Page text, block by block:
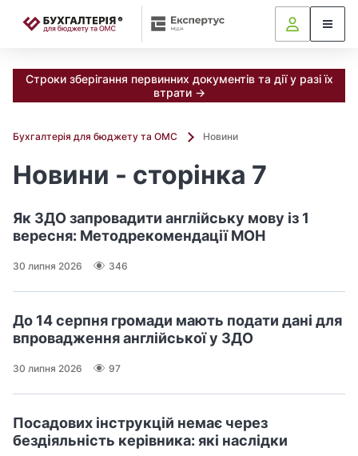
Строки зберігання первинних документів та дії у разі їх
втрати →
Бухгалтерія для бюджету та ОМС Новини
Новини - сторінка 7
Як ЗДО запровадити англійську мову із 1
вересня: Методрекомендації МОН
30 липня 2026 346
До 14 серпня громади мають подати дані для
впровадження англійської у ЗДО
30 липня 2026 97
Посадових інструкцій немає через
бездіяльність керівника: які наслідки